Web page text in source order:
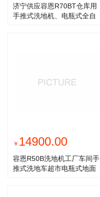
济宁供应容恩R70BT仓库用
手推式洗地机、电瓶式全自
￥ 14900.00
容恩R50B洗地机工厂车间手
推式洗地车超市电瓶式地面